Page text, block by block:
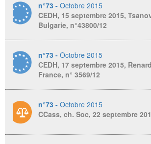
n°73 - Octobre 2015
CEDH, 15 septembre 2015,
Bulgarie, n°43800/12
n°73 - Octobre 2015
CEDH, 17 septembre 2015,
France, n° 3569/12
n°73 - Octobre 2015
CCass, ch. Soc, 22 septembre